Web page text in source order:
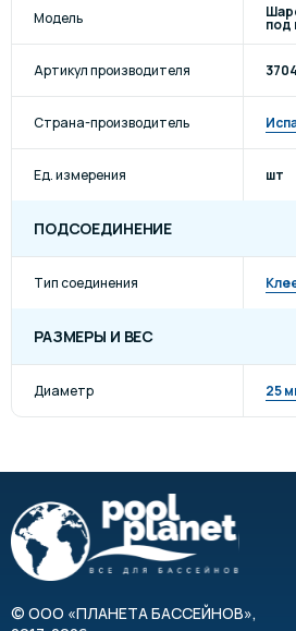
Модель под
Артикул производителя
Страна-производитель
Ед. измерения шт
ПОДСОЕДИНЕНИЕ
Тип соединения
РАЗМЕРЫ И ВЕС
Диаметр 25
© ООО «ПЛАНЕТА БАССЕЙНОВ»,